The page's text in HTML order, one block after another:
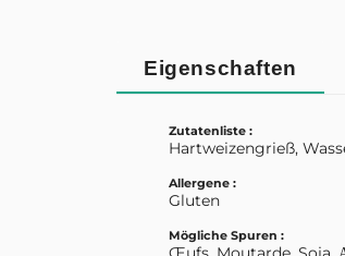
Eigenschaften
Zutatenliste :
Hartweizengrieß,
Allergene :
Gluten
Mögliche Spuren :